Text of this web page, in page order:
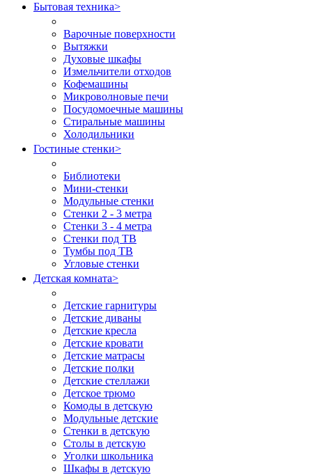
Бытовая техника>
Варочные поверхности
Вытяжки
Духовые шкафы
Измельчители отходов
Кофемашины
Микроволновые печи
Посудомоечные машины
Стиральные машины
Холодильники
Гостиные стенки>
Библиотеки
Мини-стенки
Модульные стенки
Стенки 2 - 3 метра
Стенки 3 - 4 метра
Стенки под ТВ
Тумбы под ТВ
Угловые стенки
Детская комната>
Детские гарнитуры
Детские диваны
Детские кресла
Детские кровати
Детские матрасы
Детские полки
Детские стеллажи
Детское трюмо
Комоды в детскую
Модульные детские
Стенки в детскую
Столы в детскую
Уголки школьника
Шкафы в детскую